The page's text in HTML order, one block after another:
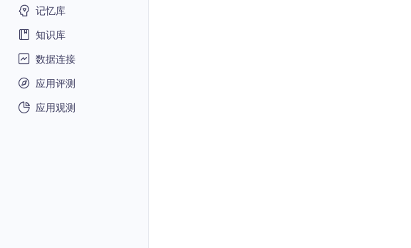
记忆库
知识库
数据连接
应用评测
应用观测